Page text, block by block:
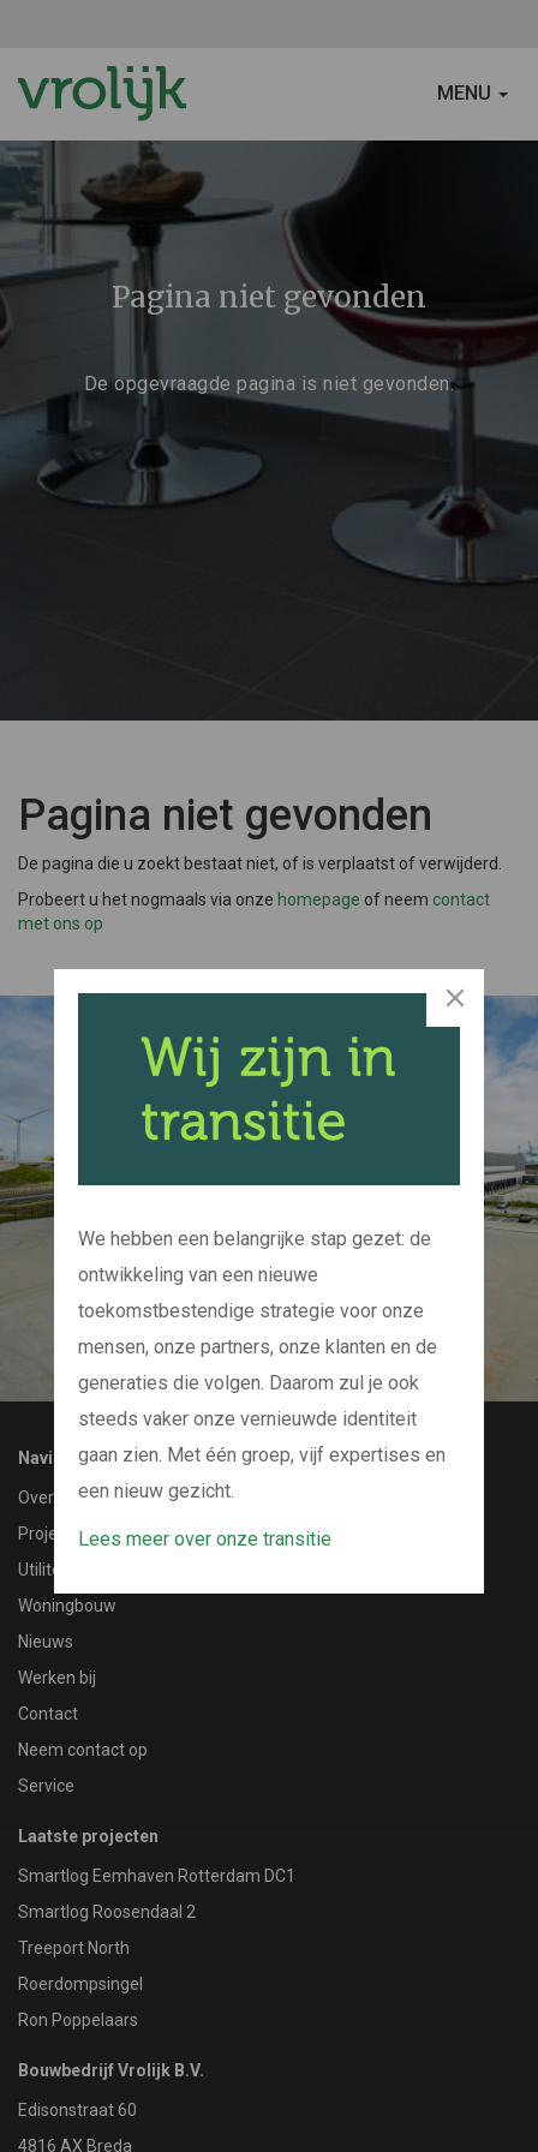
SCHAKEL
MENU
Pagina niet gevonden
De opgevraagde pagina is niet gevonden.
Pagina niet gevonden
De pagina die u zoekt bestaat niet, of is verplaatst of verwijderd.
Probeert u het nogmaals via onze homepage of neem contact
met ons op
Kom bij ons op de
En we kijken samen naar uw project
Navigatie
Over ons
Projecten
Utiliteitsbouw
Woningbouw
Nieuws
Werken bij
Contact
Neem contact op
Service
Laatste projecten
Smartlog Eemhaven Rotterdam DC1
Smartlog Roosendaal 2
Treeport North
Roerdompsingel
Ron Poppelaars
Bouwbedrijf Vrolijk B.V.
Edisonstraat 60
4816 AX Breda
We hebben een belangrijke stap gezet: de
ontwikkeling van een nieuwe
toekomstbestendige strategie voor onze
mensen, onze partners, onze klanten en de
generaties die volgen. Daarom zul je ook
steeds vaker onze vernieuwde identiteit
gaan zien. Met één groep, vijf expertises en
een nieuw gezicht.
Lees meer over onze transitie